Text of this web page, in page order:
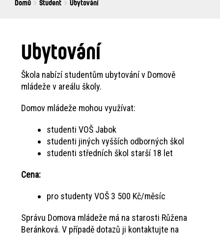
Breadcrumbs
You
Domů Student Ubytování
Ubytování
Škola nabízí studentům ubytování v Domově
mládeže v areálu školy.
Domov mládeže mohou využívat:
studenti VOŠ Jabok
studenti jiných vyšších odborných škol
studenti středních škol starší 18 let
Cena:
pro studenty VOŠ 3 500 Kč/měsíc
Správu Domova mládeže má na starosti Růžena
Beránková. V případě dotazů ji kontaktujte na